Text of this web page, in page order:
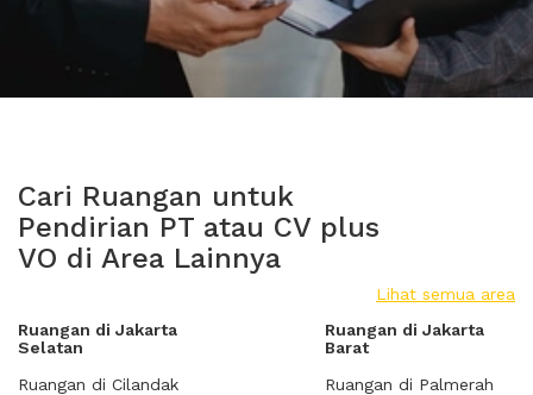
Cari Ruangan untuk
Pendirian PT atau CV plus
VO di Area Lainnya
Lihat semua area
Ruangan di Jakarta
Selatan
Ruangan di Cilandak
Ruangan di Jakarta
Barat
Ruangan di Palmerah